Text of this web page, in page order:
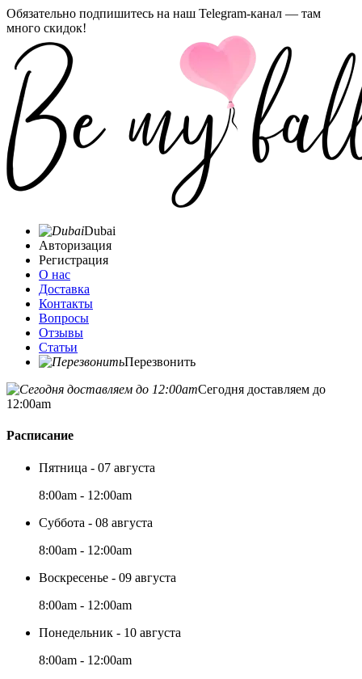
Обязательно подпишитесь на наш Telegram-канал — там
много скидок!
Dubai
Авторизация
Регистрация
О нас
Доставка
Контакты
Вопросы
Отзывы
Статьи
Перезвонить
Сегодня доставляем до
12:00am
Расписание
Пятница - 07 августа
8:00am - 12:00am
Суббота - 08 августа
8:00am - 12:00am
Воскресенье - 09 августа
8:00am - 12:00am
Понедельник - 10 августа
8:00am - 12:00am